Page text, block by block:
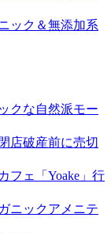
ック＆無添加系
クな自然派モー
店破産前に売切
フェ「Yoake」行
ニックアメニテ